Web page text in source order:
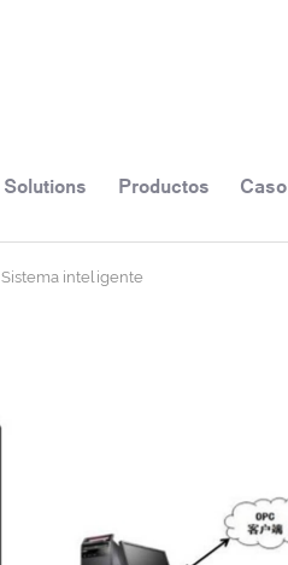
Solutions Productos Caso
Sistema inteligente